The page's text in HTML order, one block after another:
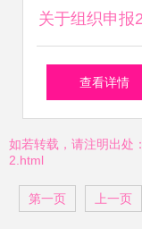
关于组织申报
年度南昌市第
查看详情
如若转载，请注明出处
2.html
第一页 上一页